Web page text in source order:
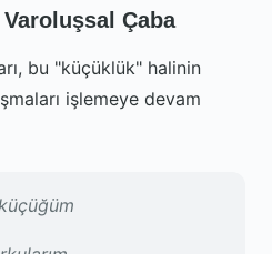
Çaba
bu "küçüklük" halinin
işlemeye devam